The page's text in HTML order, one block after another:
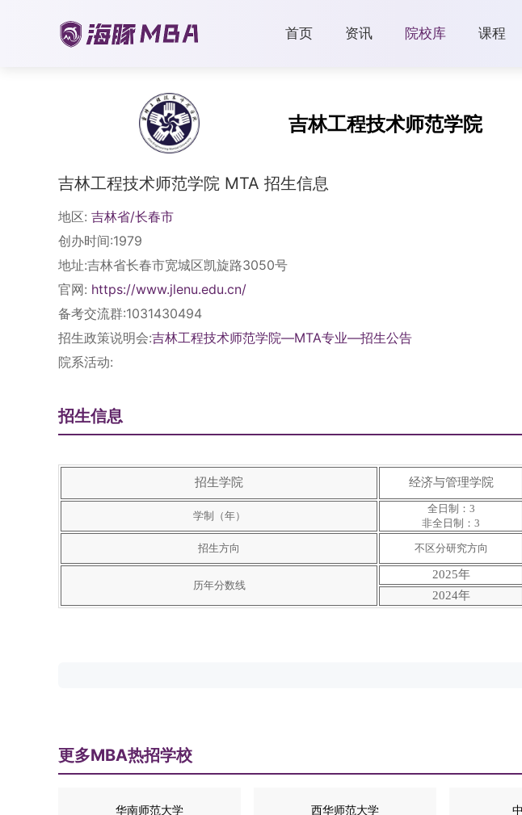
首页 资讯 院校库 课程
吉林工程技术师范学院
吉林工程技术师范学院 MTA 招生信息
地区: 吉林省/长春市
创办时间:1979
地址:吉林省长春市宽城区凯旋路3050号
官网: https://www.jlenu.edu.cn/
备考交流群:1031430494
招生政策说明会:吉林工程技术师范学院—MTA专业—招生公告
院系活动:
招生信息
招生学院 经济与管理学院
学制（年）
全日制：3
非全日制：3
招生方向 不区分研究方向
历年分数线
2025年
2024年
更多MBA热招学校
华南师范大学 西华师范大学